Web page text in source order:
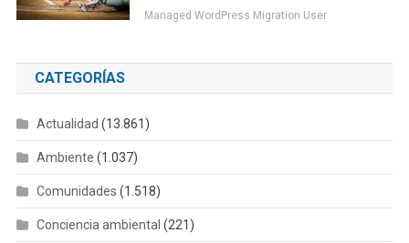
Managed WordPress Migration User
CATEGORÍAS
Actualidad (13.861)
Ambiente (1.037)
Comunidades (1.518)
Conciencia ambiental (221)